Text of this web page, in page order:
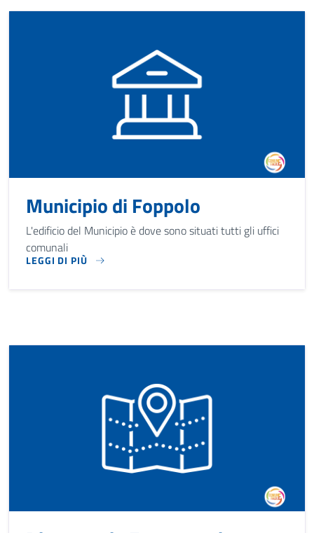
Municipio di Foppolo
L'edificio del Municipio è dove sono situati tutti gli uffici
comunali
LEGGI DI PIÙ
L'EDIFICIO DEL MUNICIPIO È DOVE SONO SITUATI TUTTI